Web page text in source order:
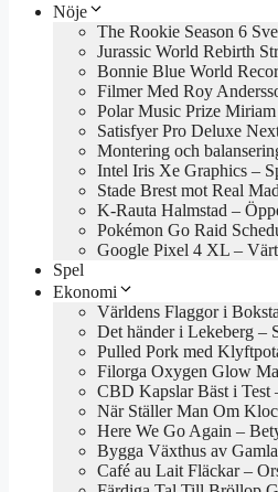
Nöje
The Rookie Season 6
Jurassic World Rebirth
Bonnie Blue World
Filmer Med Roy
Polar Music Prize
Satisfyer Pro Deluxe
Montering och
Intel Iris Xe Graphics –
Stade Brest mot Real
K-Rauta Halmstad –
Pokémon Go Raid
Google Pixel 4 XL –
Spel
Ekonomi
Världens Flaggor i
Det händer i Lekeberg –
Pulled Pork med
Filorga Oxygen Glow
CBD Kapslar Bäst i
När Ställer Man Om
Here We Go Again –
Bygga Växthus av
Café au Lait Fläckar –